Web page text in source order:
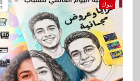
بنوك